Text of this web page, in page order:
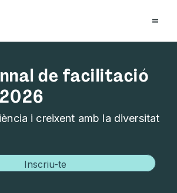
de facilitació
i creixent amb la diversitat
Inscriu-te